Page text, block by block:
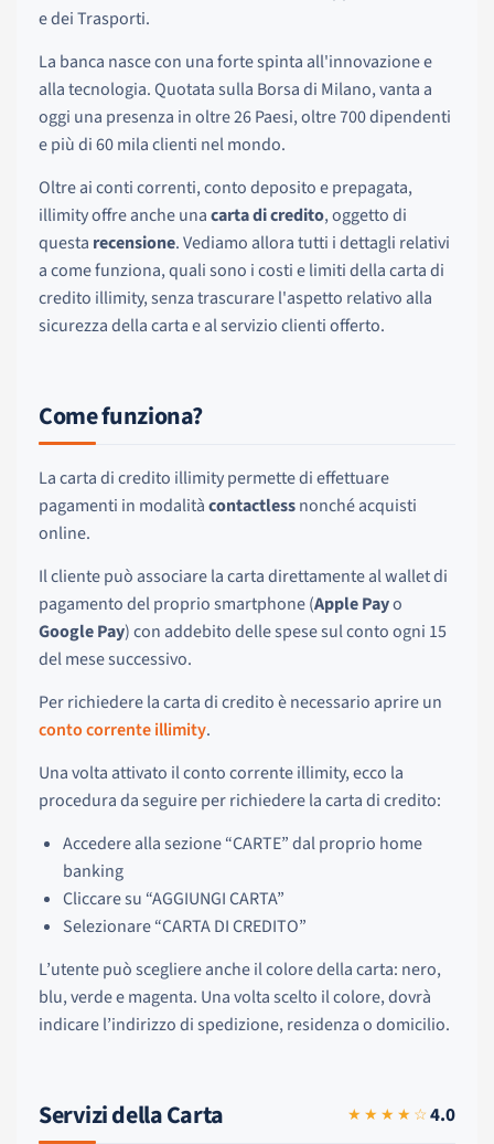
e dei Trasporti.
La banca nasce con una forte spinta all'innovazione e
alla tecnologia. Quotata sulla Borsa di Milano, vanta a
oggi una presenza in oltre 26 Paesi, oltre 700 dipendenti
e più di 60 mila clienti nel mondo.
Oltre ai conti correnti, conto deposito e prepagata,
illimity offre anche unacarta di credito, oggetto di
questa recensione. Vediamo allora tutti i dettagli relativi
a come funziona, quali sono i costi e limiti della carta di
credito illimity, senza trascurare l'aspetto relativo alla
sicurezza della carta e al servizio clienti offerto.
Come funziona?
La carta di credito illimity permette di effettuare
pagamenti in modalitàcontactlessnonché acquisti
online.
Il cliente può associare la carta direttamente al wallet di
pagamento del proprio smartphone (Apple Payo
Google Pay) con addebito delle spese sul conto ogni 15
del mese successivo.
Per richiedere la carta di credito è necessario aprire un
conto corrente illimity.
Una volta attivato il conto corrente illimity, ecco la
procedura da seguire per richiedere la carta di credito:
Accedere alla sezione “CARTE” dal proprio home
banking
Cliccare su “AGGIUNGI CARTA”
Selezionare “CARTA DI CREDITO”
L’utente può scegliere anche il colore della carta: nero,
blu, verde e magenta. Una volta scelto il colore, dovrà
indicare l’indirizzo di spedizione, residenza o domicilio.
Servizi della Carta ★★★★☆4.0